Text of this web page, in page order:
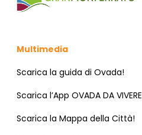
Multimedia
Scarica la guida di Ovada!
Scarica l’App OVADA DA VIVERE
Scarica la Mappa della Città!